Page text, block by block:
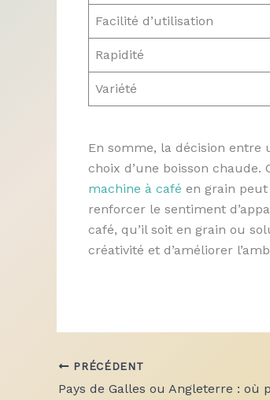
Facilité d’utilisation
Rapidité
Variété
En somme, la décision entre
choix d’une boisson
machine à café en grain
renforcer le sentiment
café, qu’il soit en grain ou
créativité et d’améliorer
PRÉCÉDENT